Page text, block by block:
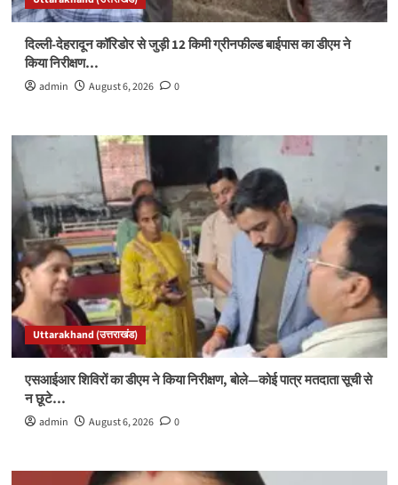
दिल्ली-देहरादून कॉरिडोर से जुड़ी 12 किमी ग्रीनफील्ड बाईपास का डीएम ने
किया निरीक्षण…
admin August 6, 2026 0
Uttarakhand (उत्तराखंड)
एसआईआर शिविरों का डीएम ने किया निरीक्षण, बोले—कोई पात्र मतदाता सूची से
न छूटे…
admin August 6, 2026 0